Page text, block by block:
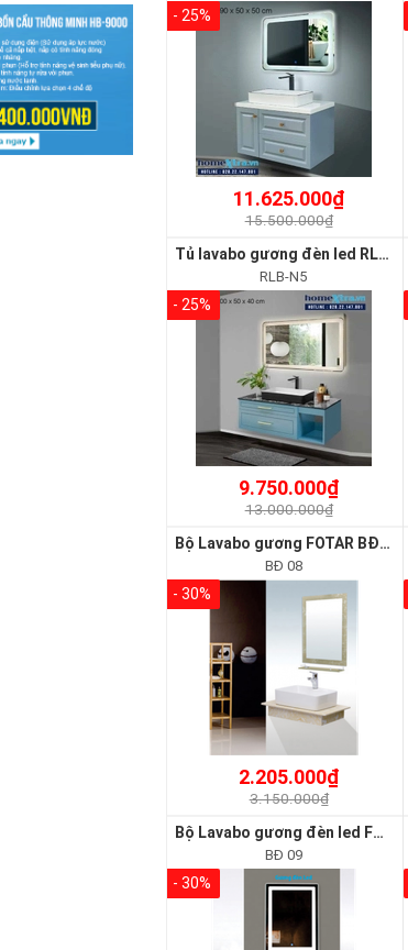
- 25%
11.625.000₫
15.500.000₫
Tủ lavabo gương đèn led RLB-N5
RLB-N5
- 25%
9.750.000₫
13.000.000₫
Bộ Lavabo gương FOTAR BĐ 08
BĐ 08
- 30%
2.205.000₫
3.150.000₫
Bộ Lavabo gương đèn led FOTAR BĐ 09
BĐ 09
- 30%